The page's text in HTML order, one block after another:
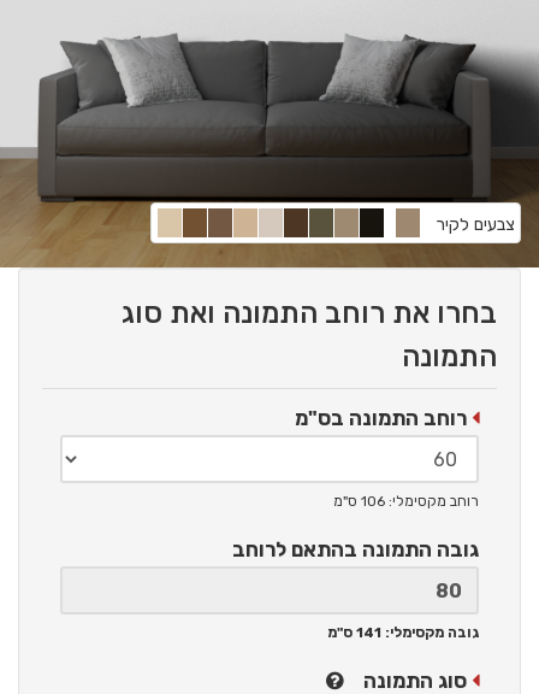
צבעים לקיר
בחרו את רוחב התמונה ואת סוג
התמונה
רוחב התמונה בס"מ
רוחב מקסימלי: 106 ס"מ
גובה התמונה בהתאם לרוחב
גובה מקסימלי: 141 ס"מ
סוג התמונה